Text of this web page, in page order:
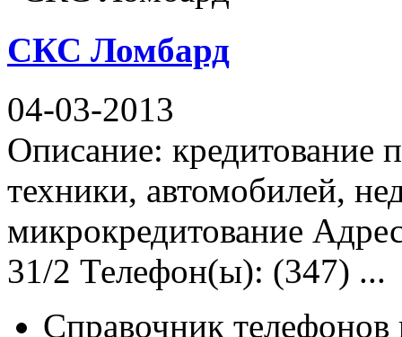
СКС Ломбард
04-03-2013
Описание: кредитование
техники, автомобилей,
микрокредитование
31/2 Телефон(ы): (347) ...
Справочник